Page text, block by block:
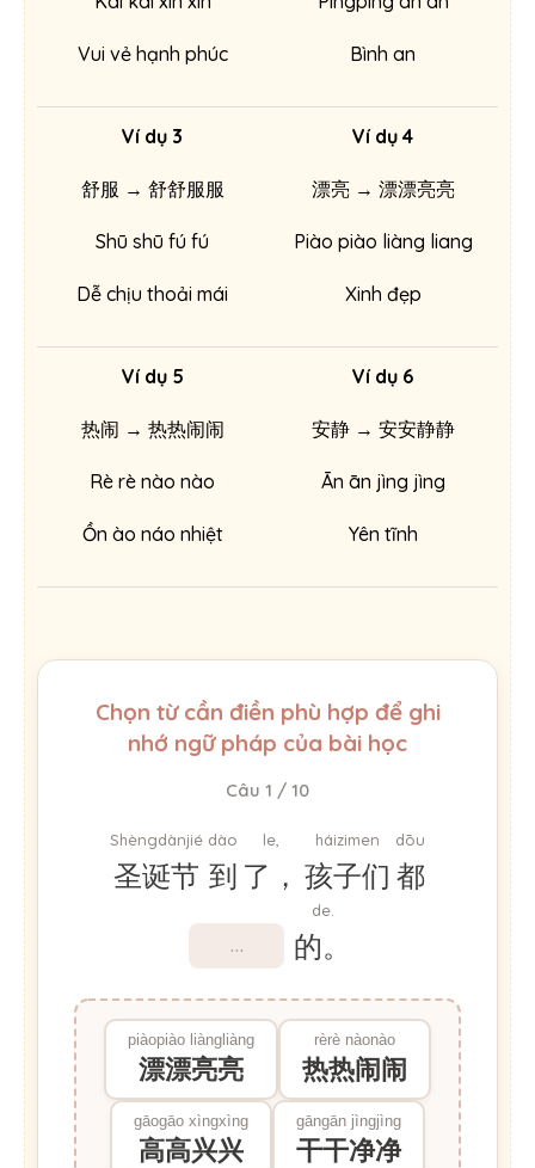
Vui vẻ hạnh phúc Bình an
Ví dụ 3
舒服 → 舒舒服服
Shū shū fú fú
Dễ chịu thoải mái
Ví dụ 4
漂亮 → 漂漂亮亮
Piào piào liàng liang
Xinh đẹp
Ví dụ 5
热闹 → 热热闹闹
Rè rè nào nào
Ồn ào náo nhiệt
Ví dụ 6
安静 → 安安静静
Ān ān jìng jìng
Yên tĩnh
Chọn từ cần điền phù hợp để ghi
nhớ ngữ pháp của bài học
Câu 1 / 10
Shèngdànjié
圣诞节
dào
到
le,
了，
háizimen
孩子们
dōu
都
de.
的。
piàopiào liàngliàng
漂漂亮亮
rèrè nàonào
热热闹闹
gāogāo xìngxìng
高高兴兴
gāngān jìngjìng
干干净净